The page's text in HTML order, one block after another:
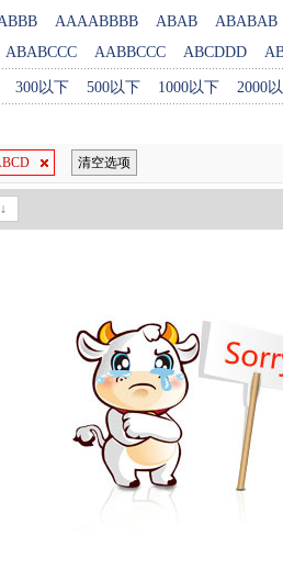
AAAABBBB ABAB
ABABAB
ABABCCC AABBCCC ABCDDD
300以下 500以下 1000以下 2000
清空选项